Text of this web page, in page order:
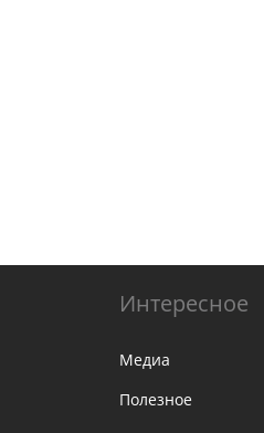
Интересное
Медиа
Полезное